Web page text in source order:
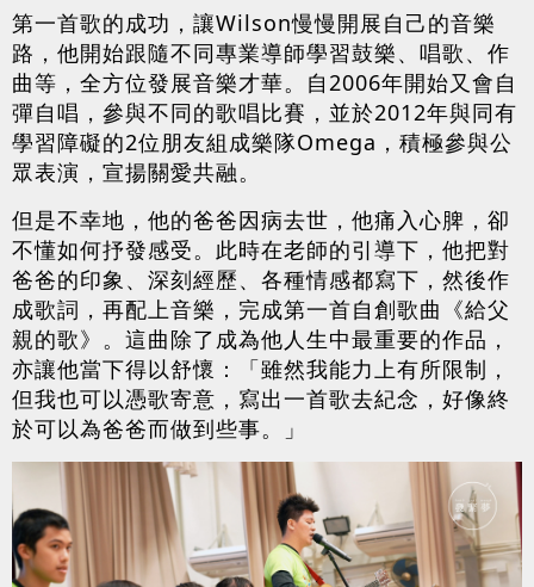
第一首歌的成功，讓Wilson慢慢開展自己的音樂
路，他開始跟隨不同專業導師學習鼓樂、唱歌、作
曲等，全方位發展音樂才華。自2006年開始又會自
彈自唱，參與不同的歌唱比賽，並於2012年與同有
學習障礙的2位朋友組成樂隊Omega，積極參與公
眾表演，宣揚關愛共融。
但是不幸地，他的爸爸因病去世，他痛入心脾，卻
不懂如何抒發感受。此時在老師的引導下，他把對
爸爸的印象、深刻經歷、各種情感都寫下，然後作
成歌詞，再配上音樂，完成第一首自創歌曲《給父
親的歌》。這曲除了成為他人生中最重要的作品，
亦讓他當下得以舒懷：「雖然我能力上有所限制，
但我也可以憑歌寄意，寫出一首歌去紀念，好像終
於可以為爸爸而做到些事。」